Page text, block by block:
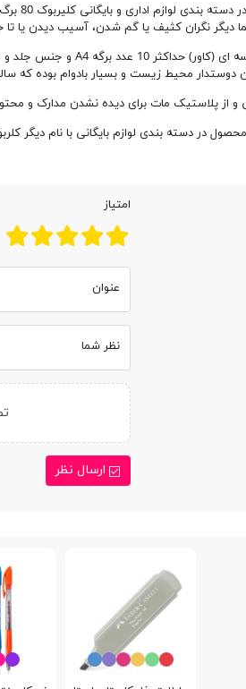
بایگانی کلیربوک 80 برگ قاب دار مات با امکانات بایگانی و دسته بندی مدارک در 80
دیگر نگران کثیف یا گم شدن، آسیب دیدن یا تا
محیط زیست و بسیار بادوام بوده که
در دسته بندی لوازم بایگانی با نام دیگر
امتیاز
عنوان
نظر شما
ارسال نظر